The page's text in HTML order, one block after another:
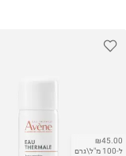
₪45.00
ל-100 מ"ל\גרם